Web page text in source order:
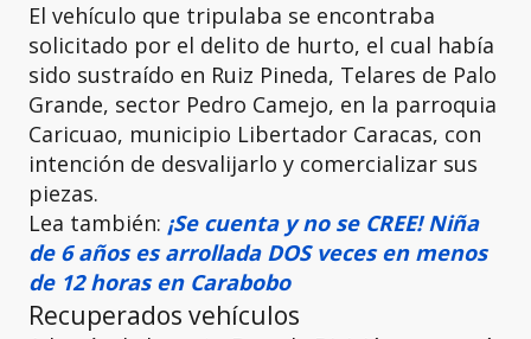
El vehículo que tripulaba se encontraba
solicitado por el delito de hurto, el cual había
sido sustraído en Ruiz Pineda, Telares de Palo
Grande, sector Pedro Camejo, en la parroquia
Caricuao, municipio Libertador Caracas, con
intención de desvalijarlo y comercializar sus
piezas.
Lea también: ¡Se cuenta y no se CREE! Niña
de 6 años es arrollada DOS veces en menos
de 12 horas en Carabobo
Recuperados vehículos